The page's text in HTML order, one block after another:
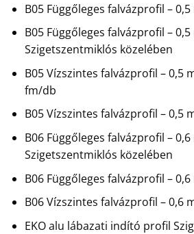
B05 Függőleges falvázprofil –
B05 Függőleges falvázprofil –
Szigetszentmiklós közelében
B05 Vízszintes falvázprofil – 0,5
fm/db
B05 Vízszintes falvázprofil – 0,5
B06 Függőleges falvázprofil –
Szigetszentmiklós közelében
B06 Függőleges falvázprofil –
B06 Vízszintes falvázprofil – 0,6
EKO alu lábazati indító profil